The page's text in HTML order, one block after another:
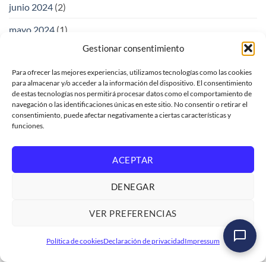
Gestionar consentimiento
Para ofrecer las mejores experiencias, utilizamos tecnologías como las cookies
para almacenar y/o acceder a la información del dispositivo. El consentimiento
de estas tecnologías nos permitirá procesar datos como el comportamiento de
navegación o las identificaciones únicas en este sitio. No consentir o retirar el
consentimiento, puede afectar negativamente a ciertas características y
funciones.
ACEPTAR
DENEGAR
VER PREFERENCIAS
Política de cookiesDeclaración de privacidadImpressum
junio 2024 (2)
mayo 2024 (1)
marzo 2024(1)
febrero 2024(2)
enero 2024(1)